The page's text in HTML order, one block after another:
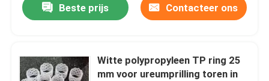
Beste prijs Contacteer ons
Witte polypropyleen TP ring 25
mm voor ureumprilling toren in